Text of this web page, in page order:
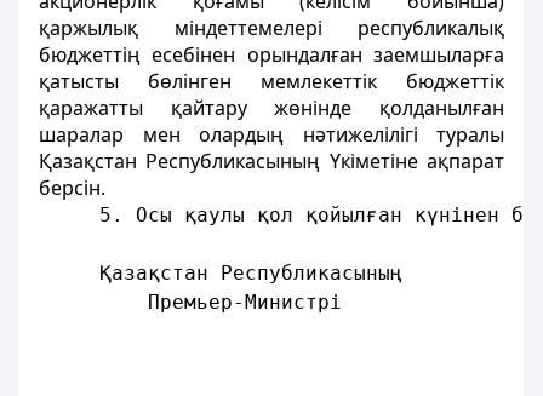
қаржылық міндеттемелері республикалық
бюджеттің есебінен орындалған заемшыларға
қатысты бөлінген мемлекеттік бюджеттік
қаражатты қайтару жөнінде қолданылған
шаралар мен олардың нәтижелілігі туралы
Қазақстан Республикасының Үкіметіне ақпарат
берсін.
5. Осы қаулы қол қойылған күнiнен
Қазақстан Республикасының
Премьер-Министрі